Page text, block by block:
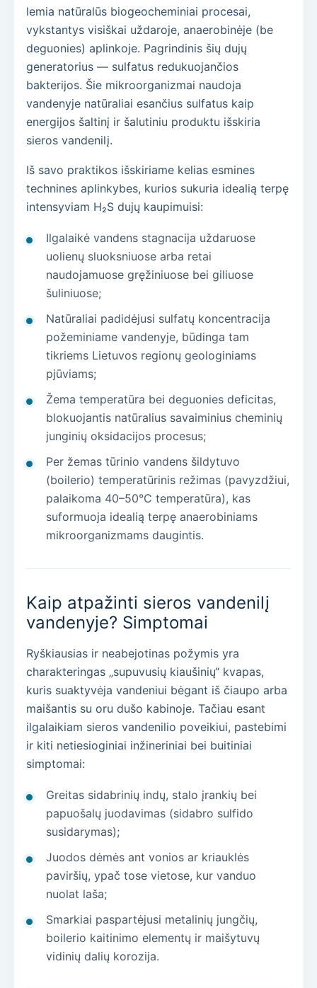
lemia natūralūs biogeocheminiai procesai,
vykstantys visiškai uždaroje, anaerobinėje (be
deguonies) aplinkoje. Pagrindinis šių dujų
generatorius — sulfatus redukuojančios
bakterijos. Šie mikroorganizmai naudoja
vandenyje natūraliai esančius sulfatus kaip
energijos šaltinį ir šalutiniu produktu išskiria
sieros vandenilį.
Iš savo praktikos išskiriame kelias esmines
technines aplinkybes, kurios sukuria idealią terpę
intensyviam H₂S dujų kaupimuisi:
Ilgalaikė vandens stagnacija uždaruose
uolienų sluoksniuose arba retai
naudojamuose gręžiniuose bei giliuose
šuliniuose;
Natūraliai padidėjusi sulfatų koncentracija
požeminiame vandenyje, būdinga tam
tikriems Lietuvos regionų geologiniams
pjūviams;
Žema temperatūra bei deguonies deficitas,
blokuojantis natūralius savaiminius cheminių
junginių oksidacijos procesus;
Per žemas tūrinio vandens šildytuvo
(boilerio) temperatūrinis režimas (pavyzdžiui,
palaikoma 40–50°C temperatūra), kas
suformuoja idealią terpę anaerobiniams
mikroorganizmams daugintis.
Kaip atpažinti sieros vandenilį
vandenyje? Simptomai
Ryškiausias ir neabejotinas požymis yra
charakteringas „supuvusių kiaušinių“ kvapas,
kuris suaktyvėja vandeniui bėgant iš čiaupo arba
maišantis su oru dušo kabinoje. Tačiau esant
ilgalaikiam sieros vandenilio poveikiui, pastebimi
ir kiti netiesioginiai inžineriniai bei buitiniai
simptomai:
Greitas sidabrinių indų, stalo įrankių bei
papuošalų juodavimas (sidabro sulfido
susidarymas);
Juodos dėmės ant vonios ar kriauklės
paviršių, ypač tose vietose, kur vanduo
nuolat laša;
Smarkiai paspartėjusi metalinių jungčių,
boilerio kaitinimo elementų ir maišytuvų
vidinių dalių korozija.